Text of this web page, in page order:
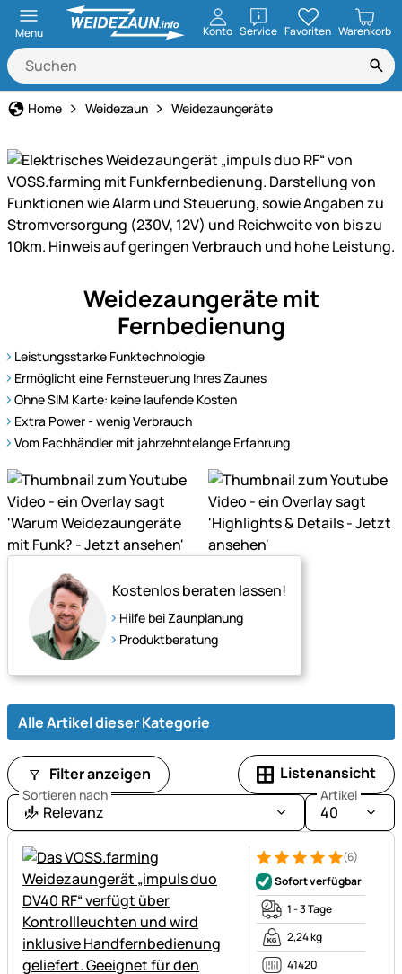
Menu Konto ServiceöffnenFavoriten Warenkorb
Home Weidezaun Weidezaungeräte
Weidezaungerät
RF“
von
VOSS.farming
überzeugt
mit
Funksteuerung,
extra
Power
bei
geringem
Verbrauch
Reichweite
von
zu
10km
–
ganz
ohne
SIM-
Karte
oder
laufende
Kosten.
Weidezaungeräte mit
Fernbedienung
Leistungsstarke Funktechnologie
Ermöglicht eine Fernsteuerung Ihres Zaunes
Ohne SIM Karte: keine laufende Kosten
Extra Power - wenig Verbrauch
Vom Fachhändler mit jahrzehntelange Erfahrung
Kostenlos beraten lassen!
Hilfe bei Zaunplanung
Produktberatung
Alle Artikel dieser Kategorie
Filter anzeigen Listenansicht
Sortieren nach
Relevanz
Artikel
40
Bewertung: 5 von 5 (6
6 Bewertungen
(6)
Sofort verfügbar
1 - 3 Tage
2,24 kg
41420